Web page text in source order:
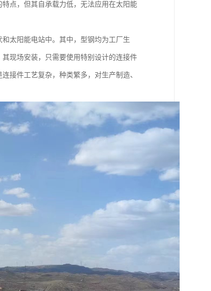
点，但其自承载力低，无法应用在太阳能
太阳能电站中。其中，型钢均为工厂生
现场安装，只需要使用特别设计的连接件
接件工艺复杂，种类繁多，对生产制造、